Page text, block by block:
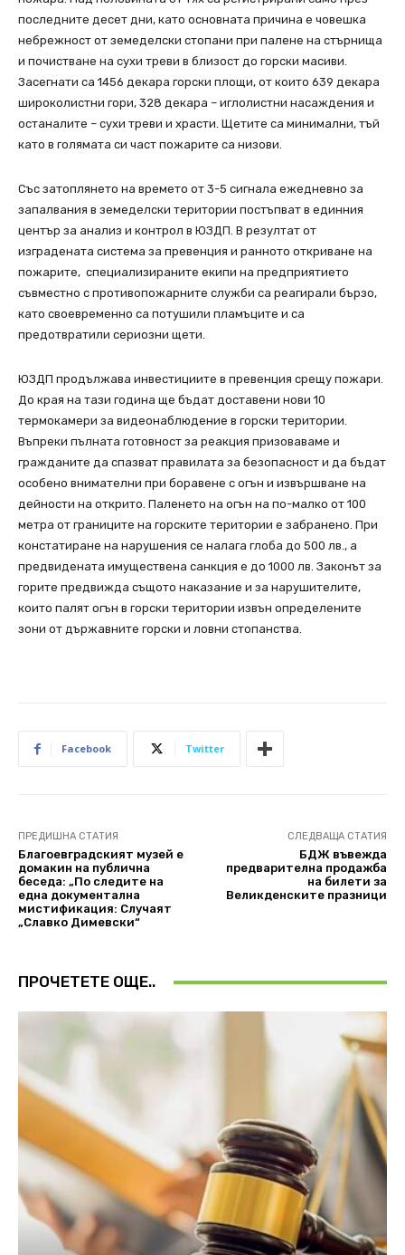
последните десет дни, като основната причина е човешка
небрежност от земеделски стопани при палене на стърнища
и почистване на сухи треви в близост до горски масиви.
Засегнати са 1456 декара горски площи, от които 639 декара
широколистни гори, 328 декара – иглолистни насаждения и
останалите – сухи треви и храсти. Щетите са минимални, тъй
като в голямата си част пожарите са низови.
Със затоплянето на времето от 3-5 сигнала ежедневно за
запалвания в земеделски територии постъпват в единния
център за анализ и контрол в ЮЗДП. В резултат от
изградената система за превенция и ранното откриване на
пожарите, специализираните екипи на предприятието
съвместно с противопожарните служби са реагирали бързо,
като своевременно са потушили пламъците и са
предотвратили сериозни щети.
ЮЗДП продължава инвестициите в превенция срещу пожари.
До края на тази година ще бъдат доставени нови 10
термокамери за видеонаблюдение в горски територии.
Въпреки пълната готовност за реакция призоваваме и
гражданите да спазват правилата за безопасност и да бъдат
особено внимателни при боравене с огън и извършване на
дейности на открито. Паленето на огън на по-малко от 100
метра от границите на горските територии е забранено. При
констатиране на нарушения се налага глоба до 500 лв., а
предвидената имуществена санкция е до 1000 лв. Законът за
горите предвижда същото наказание и за нарушителите,
които палят огън в горски територии извън определените
зони от държавните горски и ловни стопанства.
Facebook Twitter
ПРЕДИШНА СТАТИЯ
Благоевградският музей е
домакин на публична
беседа: „По следите на
една документална
мистификация: Случаят
„Славко Димевски“
СЛЕДВАЩА СТАТИЯ
БДЖ въвежда
предварителна продажба
на билети за
Великденските празници
ПРОЧЕТЕТЕ ОЩЕ..